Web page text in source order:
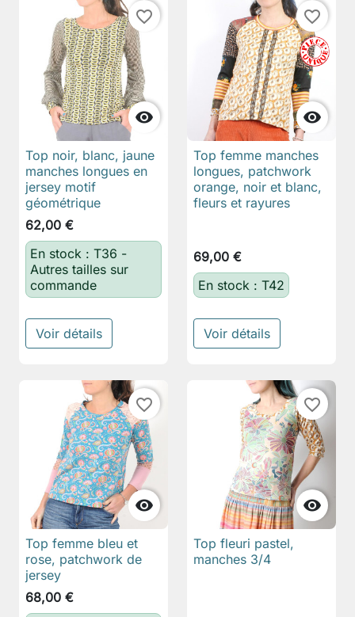

favorite_border
Top noir, blanc, jaune
manches longues en
jersey motif
géométrique
62,00 €
En stock : T36 -
Autres tailles sur
commande
Voir détails

favorite_border
Top femme manches
longues, patchwork
orange, noir et blanc,
fleurs et rayures
69,00 €
En stock : T42
Voir détails

favorite_border
Top femme bleu et
rose, patchwork de
jersey
68,00 €

favorite_border
Top fleuri pastel,
manches 3/4